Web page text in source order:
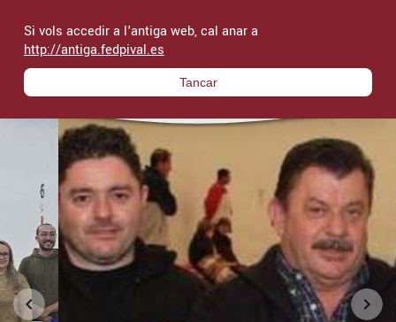
Si vols accedir a l'antiga web, cal anar a
http://antiga.fedpival.es
Tancar
Federació de Pilota Valenciana
Inici
Noticies
Calendari
Botiga
Competicions
Federació
Accedir
Cercar
chevron_left chevron_right